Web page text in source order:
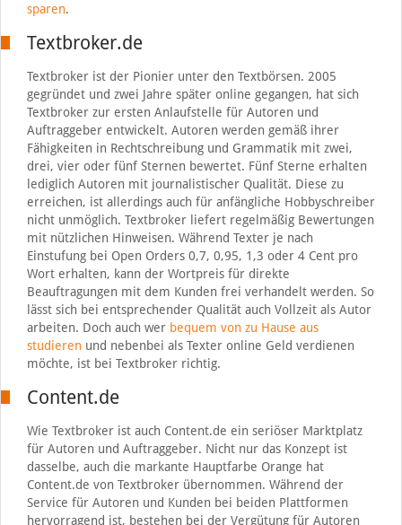
sparen.
Textbroker.de
Textbroker ist der Pionier unter den Textbörsen. 2005
gegründet und zwei Jahre später online gegangen, hat sich
Textbroker zur ersten Anlaufstelle für Autoren und
Auftraggeber entwickelt. Autoren werden gemäß ihrer
Fähigkeiten in Rechtschreibung und Grammatik mit zwei,
drei, vier oder fünf Sternen bewertet. Fünf Sterne erhalten
lediglich Autoren mit journalistischer Qualität. Diese zu
erreichen, ist allerdings auch für anfängliche Hobbyschreiber
nicht unmöglich. Textbroker liefert regelmäßig Bewertungen
mit nützlichen Hinweisen. Während Texter je nach
Einstufung bei Open Orders 0,7, 0,95, 1,3 oder 4 Cent pro
Wort erhalten, kann der Wortpreis für direkte
Beauftragungen mit dem Kunden frei verhandelt werden. So
lässt sich bei entsprechender Qualität auch Vollzeit als Autor
arbeiten. Doch auch wer bequem von zu Hause aus
studierenund nebenbei als Texter online Geld verdienen
möchte, ist bei Textbroker richtig.
Content.de
Wie Textbroker ist auch Content.de ein seriöser Marktplatz
für Autoren und Auftraggeber. Nicht nur das Konzept ist
dasselbe, auch die markante Hauptfarbe Orange hat
Content.de von Textbroker übernommen. Während der
Service für Autoren und Kunden bei beiden Plattformen
hervorragend ist, bestehen bei der Vergütung für Autoren